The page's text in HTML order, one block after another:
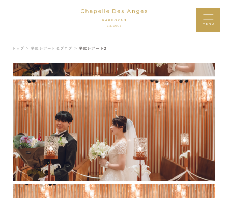
MENU
トップ ＞ 挙式レポート＆ブログ ＞ 挙式レポート3